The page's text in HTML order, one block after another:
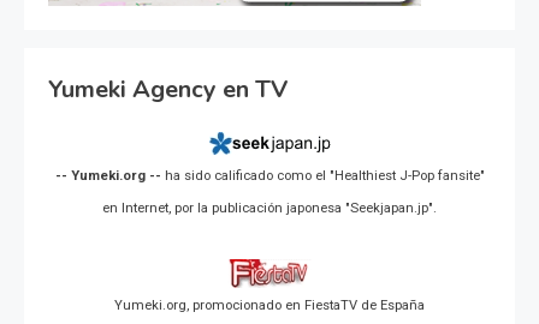
Yumeki Agency en TV
-- Yumeki.org -- ha sido calificado como el "Healthiest J-Pop fansite"
en Internet, por la publicación japonesa "Seekjapan.jp".
Yumeki.org, promocionado en FiestaTV de España